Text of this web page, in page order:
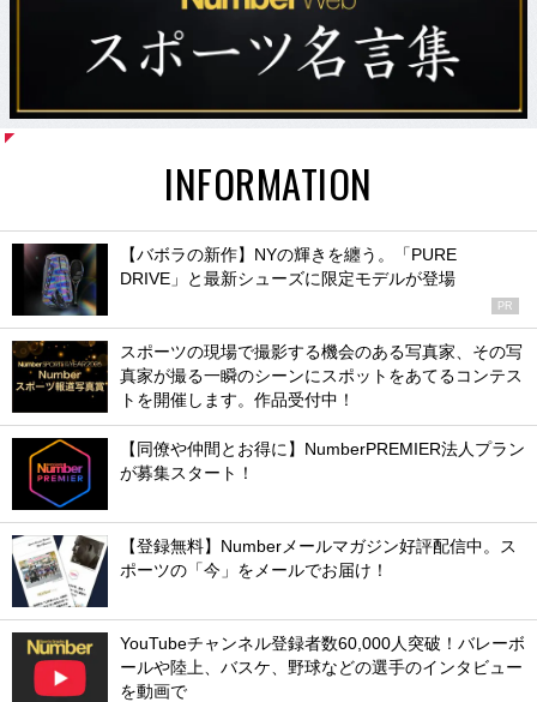
INFORMATION
【バボラの新作】NYの輝きを纏う。「PURE
DRIVE」と最新シューズに限定モデルが登場
PR
スポーツの現場で撮影する機会のある写真家、その写
真家が撮る一瞬のシーンにスポットをあてるコンテス
トを開催します。作品受付中！
【同僚や仲間とお得に】NumberPREMIER法人プラン
が募集スタート！
【登録無料】Numberメールマガジン好評配信中。ス
ポーツの「今」をメールでお届け！
YouTubeチャンネル登録者数60,000人突破！バレーボ
ールや陸上、バスケ、野球などの選手のインタビュー
を動画で